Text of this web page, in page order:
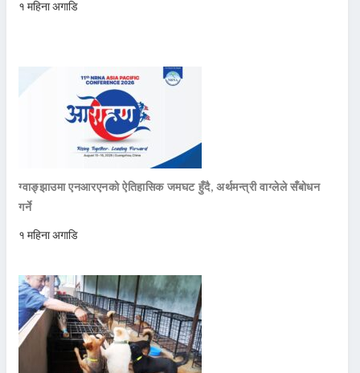
१ महिना अगाडि
ग्वाङ्झाउमा एनआरएनको ऐतिहासिक जमघट हुँदै, अर्थमन्त्री वाग्लेले सँबोधन
गर्ने
१ महिना अगाडि